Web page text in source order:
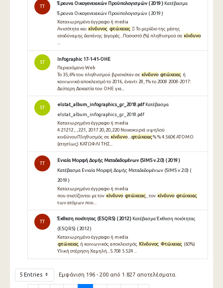
TT
Έρευνα Οικογενειακών Προϋπολογισμών ( 2019 ) Κατέβασμα
Έρευνα Οικογενειακών Προϋπολογισμών ( 2019 )
Καταχωρημένο έγγραφο ή media
Ανισότητα και κίνδυνος φτώχειας  Το μερίδιο της μέσης
ισοδύναμης δαπάνης (αγορές...Ποσοστό (%) πληθυσμού σε κίνδυνο
...
ST
Infographic 17-1-41-OHE
Περιεχόμενο Web
Το 35,6% του πληθυσμού βρισκόταν σε κίνδυνο φτώχειας ή
κοινωνικό αποκλεισμό το 2016, έναντι 28,1% το 2008 2008-2017:
Δεύτερη Δεκαετία του ΟΗΕ για...
ST
elstat_album_infographics_gr_2018.pdf Κατέβασμα
elstat_album_infographics_gr_2018.pdf
Καταχωρημένο έγγραφο ή media
4 21212 , ,221, 2017 20,20,220 Νοικοκυριά υψηλού
κινδύνουΠληθυσμός σε κίνδυνο...φτώχειας% % 4.560€ ΑΤΟΜΟ
(ετησίως) ΚΑΤΩΦΛΙ ΤΗΣ...
TT
Ενιαία Μορφή Δομής Μεταδεδομένων (SIMS v.2.0) ( 2019 )
Κατέβασμα Ενιαία Μορφή Δομής Μεταδεδομένων (SIMS v.2.0) (
2019 )
Καταχωρημένο έγγραφο ή media
που σχετίζονται με τον κίνδυνο φτώχειας , τον κίνδυνο φτώχειας
των ατόμων που...
TT
Έκθεση ποιότητας (ESQRS) ( 2012 ) Κατέβασμα Έκθεση ποιότητας
(ESQRS) ( 2012 )
Καταχωρημένο έγγραφο ή media
φτώχειας ή κοινωνικός αποκλεισµός Κίνδυνος Φτώχειας (60%)
Υλική στέρηση Χαµηλή...5.708 5.524 ...
5 Entries Εμφάνιση 196 - 200 από 1.827 αποτελέσματα.